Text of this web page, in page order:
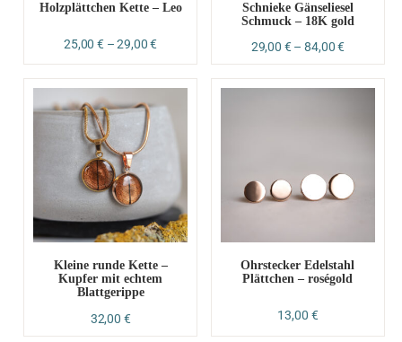
Holzplättchen Kette – Leo
25,00€–29,00€
Schnieke Gänseliesel
Schmuck – 18K gold
29,00 €–84,00€
Kleine runde Kette –
Kupfer mit echtem
Blattgerippe
32,00 €
Ohrstecker Edelstahl
Plättchen – roségold
13,00 €